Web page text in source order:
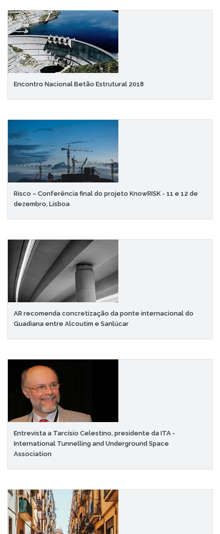
Encontro Nacional Betão Estrutural 2018
Risco – Conferência final do projeto KnowRISK - 11 e 12 de
dezembro, Lisboa
AR recomenda concretização da ponte internacional do
Guadiana entre Alcoutim e Sanlúcar
Entrevista a Tarcísio Celestino, presidente da ITA -
International Tunnelling and Underground Space
Association